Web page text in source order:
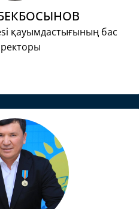
қауымдастығының бас